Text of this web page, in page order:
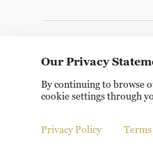
Copyright © 2024
Our Privacy
By continuing to browse
cookie settings through
Privacy Policy